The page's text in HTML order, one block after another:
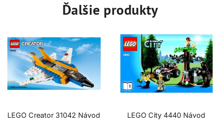
Ďalšie produkty
LEGO Creator 31042 Návod LEGO City 4440 Návod